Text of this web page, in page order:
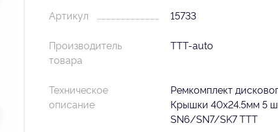
Артикул 15733
Производитель
товара
TTT-auto
Техническое
описание
Ремкомплект
Крышки 40x24.5мм 5
SN6/SN7/SK7 TTT